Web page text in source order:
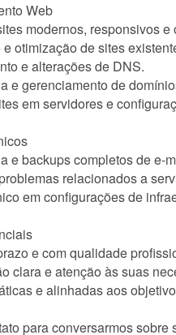
Web
modernos, responsivos
otimização de sites
e alterações de DNS.
e gerenciamento de
em servidores e
e backups completos de e-
relacionados a
em configurações de
e com qualidade
clara e atenção às suas
e alinhadas aos
para conversarmos sobre